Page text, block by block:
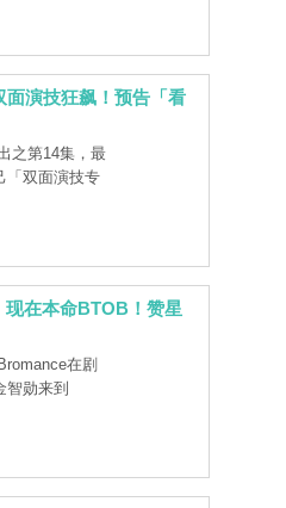
演技狂飙！预告「看
之第14集，最
「双面演技专
现在本命BTOB！赞星
在剧
智勋来到